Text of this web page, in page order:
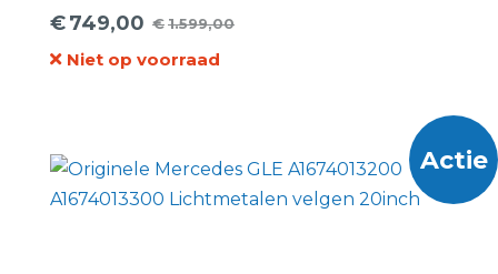
6 XL zomerbanden.
€1.599,00
Oorspronkelijke
prijs
€749,00
Huidige
prijs
Niet op voorraad
Actie